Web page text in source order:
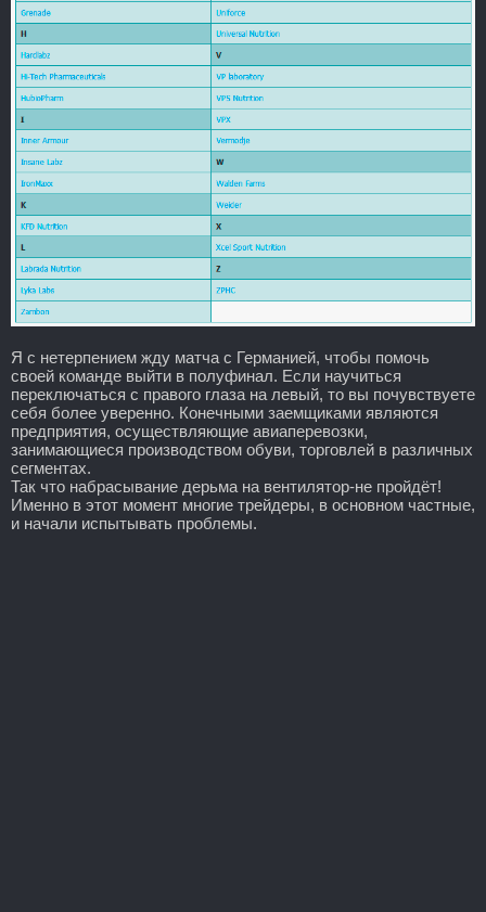
Я с нетерпением жду матча с Германией, чтобы помочь
своей команде выйти в полуфинал. Если научиться
переключаться с правого глаза на левый, то вы почувствуете
себя более уверенно. Конечными заемщиками являются
предприятия, осуществляющие авиаперевозки,
занимающиеся производством обуви, торговлей в различных
сегментах.
Так что набрасывание дерьма на вентилятор-не пройдёт!
Именно в этот момент многие трейдеры, в основном частные,
и начали испытывать проблемы.